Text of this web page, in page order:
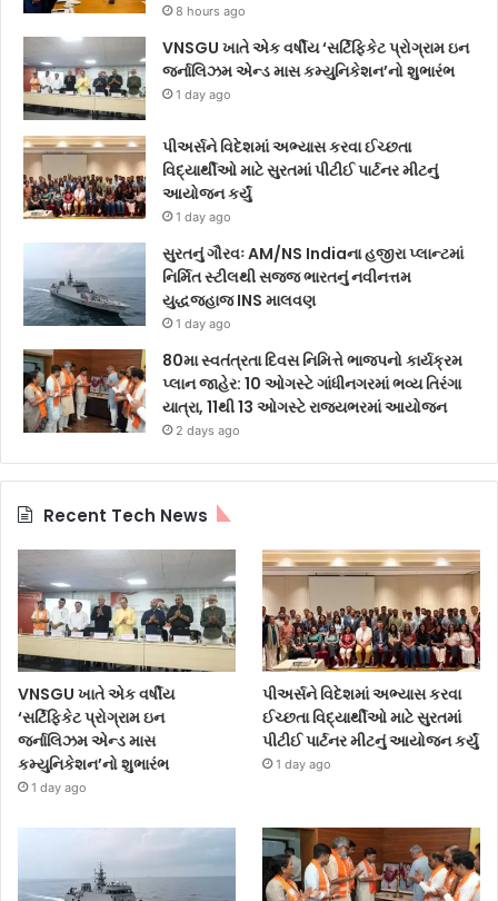
8 hours ago
VNSGU ખાતે એક વર્ષીય ‘સર્ટિફિકેટ પ્રોગ્રામ ઇન
જર્નાલિઝમ એન્ડ માસ કમ્યુનિકેશન’નો શુભારંભ
1 day ago
પીઅર્સને વિદેશમાં અભ્યાસ કરવા ઈચ્છતા
વિદ્યાર્થીઓ માટે સુરતમાં પીટીઈ પાર્ટનર મીટનું
આયોજન કર્યું
1 day ago
સુરતનું ગૌરવઃ AM/NS Indiaના હજીરા પ્લાન્ટમાં
નિર્મિત સ્ટીલથી સજ્જ ભારતનું નવીનત્તમ
યુદ્ધજહાજ INS માલવણ
1 day ago
80મા સ્વતંત્રતા દિવસ નિમિત્તે ભાજપનો કાર્યક્રમ
પ્લાન જાહેર: 10 ઓગસ્ટે ગાંધીનગરમાં ભવ્ય તિરંગા
યાત્રા, 11થી 13 ઓગસ્ટે રાજ્યભરમાં આયોજન
2 days ago
Recent Tech News
VNSGU ખાતે એક વર્ષીય
‘સર્ટિફિકેટ પ્રોગ્રામ ઇન
જર્નાલિઝમ એન્ડ માસ
કમ્યુનિકેશન’નો શુભારંભ
1 day ago
પીઅર્સને વિદેશમાં અભ્યાસ કરવા
ઈચ્છતા વિદ્યાર્થીઓ માટે સુરતમાં
પીટીઈ પાર્ટનર મીટનું આયોજન કર્યું
1 day ago